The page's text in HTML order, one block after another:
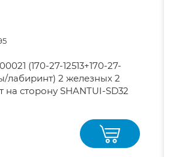
(170-27-12513+170-27-
лабиринт) 2 железных 2
на сторону SHANTUI-SD32